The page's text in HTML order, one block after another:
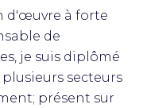
d'œuvre à forte
de
je suis diplômé
secteurs
présent sur